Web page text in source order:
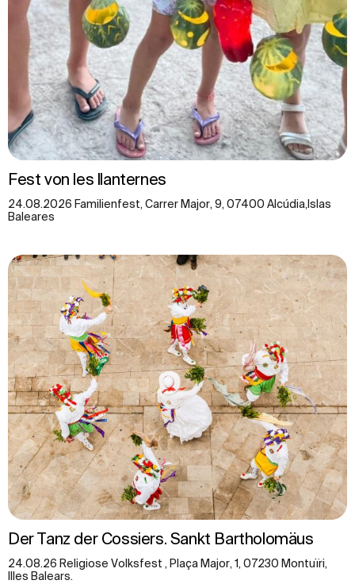
Fest von les llanternes
24.08.2026 Familienfest, Carrer Major, 9, 07400 Alcúdia,Islas
Baleares
Der Tanz der Cossiers. Sankt Bartholomäus
24.08.26 Religiose Volksfest , Plaça Major, 1, 07230 Montuïri,
Illes Balears.